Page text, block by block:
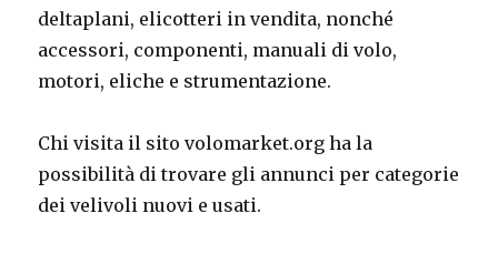
deltaplani, elicotteri in vendita, nonché
accessori, componenti, manuali di volo,
motori, eliche e strumentazione.
Chi visita il sito volomarket.org ha la
possibilità di trovare gli annunci per categorie
dei velivoli nuovi e usati.